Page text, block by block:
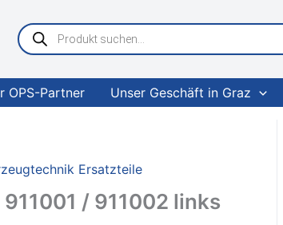
Products
search
OPS-Partner Unser Geschäft in Graz
Ersatzteile
/ 911002 links